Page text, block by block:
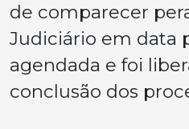
de comparecer
Judiciário em data
agendada e foi
conclusão dos